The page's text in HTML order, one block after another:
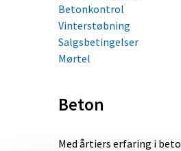
Betonkontrol
Vinterstøbning
Salgsbetingelser
Mørtel
Beton
Med årtiers erfaring i